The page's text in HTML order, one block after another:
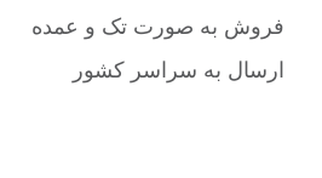
فروش به صورت تک و عمده
ارسال به سراسر کشور